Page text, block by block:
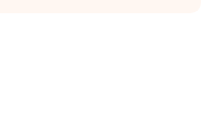
。感谢您的理解。跑
买景区统一保险。入
2026/8/31)